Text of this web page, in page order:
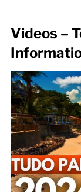
Videos –